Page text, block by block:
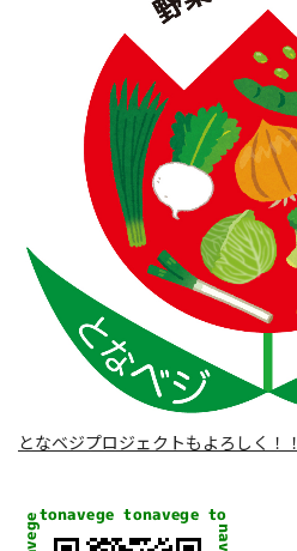
となベジプロジェクトもよろしく！！